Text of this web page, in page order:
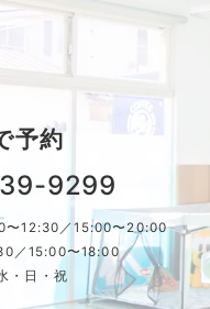
予約
9299
〜12:30／15:00〜20:00
／15:00〜18:00
・日・祝